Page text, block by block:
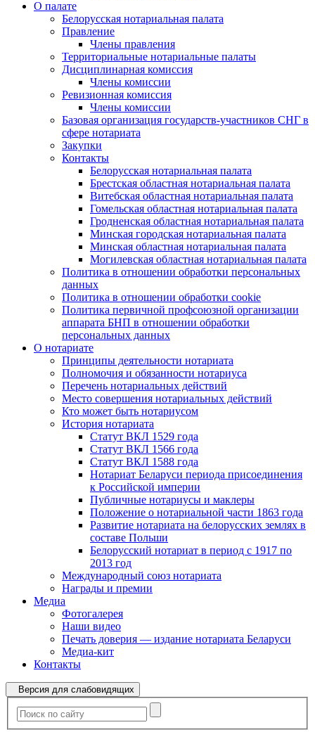
О палате
Белорусская нотариальная палата
Правление
Члены правления
Территориальные нотариальные палаты
Дисциплинарная комиссия
Члены комиссии
Ревизионная комиссия
Члены комиссии
Базовая организация государств-участников СНГ в
сфере нотариата
Закупки
Контакты
Белорусская нотариальная палата
Брестская областная нотариальная палата
Витебская областная нотариальная палата
Гомельская областная нотариальная палата
Гродненская областная нотариальная палата
Минская городская нотариальная палата
Минская областная нотариальная палата
Могилевская областная нотариальная палата
Политика в отношении обработки персональных
данных
Политика в отношении обработки cookie
Политика первичной профсоюзной организации
аппарата БНП в отношении обработки
персональных данных
О нотариате
Принципы деятельности нотариата
Полномочия и обязанности нотариуса
Перечень нотариальных действий
Место совершения нотариальных действий
Кто может быть нотариусом
История нотариата
Статут ВКЛ 1529 года
Статут ВКЛ 1566 года
Статут ВКЛ 1588 года
Нотариат Беларуси периода присоединения
к Российской империи
Публичные нотариусы и маклеры
Положение о нотариальной части 1863 года
Развитие нотариата на белорусских землях в
составе Польши
Белорусский нотариат в период с 1917 по
2013 год
Международный союз нотариата
Награды и премии
Медиа
Фотогалерея
Наши видео
Печать доверия — издание нотариата Беларуси
Медиа-кит
Контакты
Версия для слабовидящих